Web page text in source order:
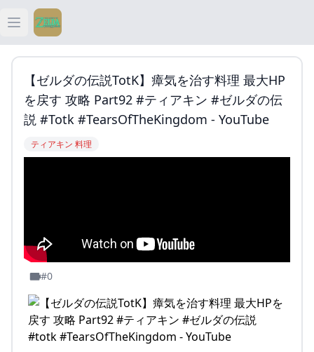
Open main menu
ティアキン
ティアキン 祠
ティアキン 武器
【ゼルダの伝説TotK】瘴気を治す料理 最大HP
を戻す 攻略 Part92 #ティアキン #ゼルダの伝
説 #totk #TearsOfTheKingdom - YouTube
ティアキン 料理
#0